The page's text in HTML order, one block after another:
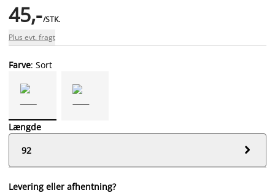
45,-/STK.
Plus evt. fragt
Farve: Sort
Længde
92

Levering eller afhentning?